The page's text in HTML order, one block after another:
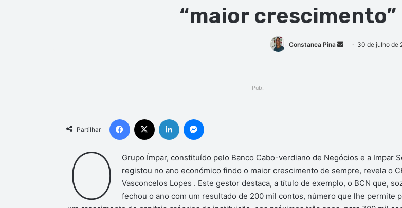
“maior
Constanca Pina
Mande30 de julho de
Pub.
Partilhar
Facebook Linkedin
O
Grupo Ímpar, constituído pelo Banco Cabo-verdiano de Negócios e a Impar
registou no ano económico findo o maior crescimento de sempre, revela o
Vasconcelos Lopes . Este gestor destaca, a título de exemplo, o BCN que,
fechou o ano com um resultado de 200 mil contos, número que lhe permite